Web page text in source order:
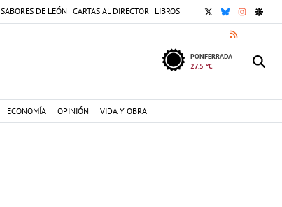
SABORES DE LEÓN CARTAS AL DIRECTOR LIBROS X BLUESKY
RSS
PONFERRADA
27.5 °C
ECONOMÍA OPINIÓN VIDA Y OBRA